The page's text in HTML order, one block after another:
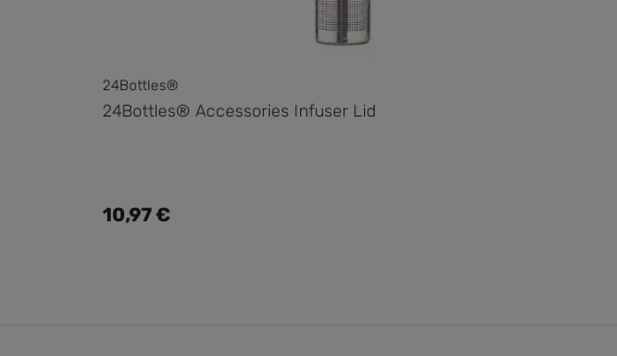
24Bottles®
24Bottles® Accessories Infuser Lid
Regulärer Preis:
10,97 €